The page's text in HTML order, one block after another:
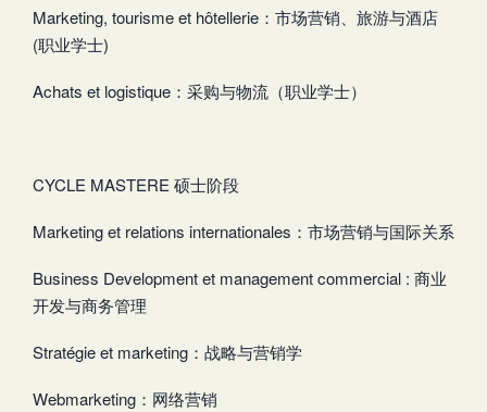
Marketing, tourisme et hôtellerie：市场营销、旅游与酒店
(职业学士)
Achats et logistique：采购与物流（职业学士）
CYCLE MASTERE 硕士阶段
Marketing et relations internationales：市场营销与国际关系
Business Development et management commercial : 商业
开发与商务管理
Stratégie et marketing：战略与营销学
Webmarketing：网络营销